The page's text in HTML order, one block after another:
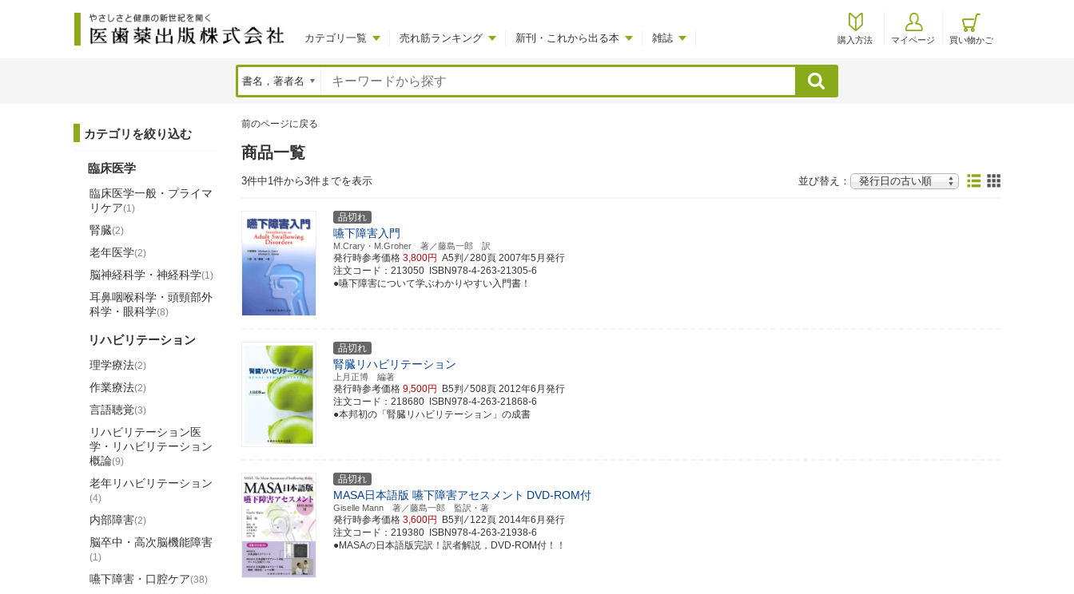
カテゴリ一覧 売れ筋ランキング 新刊・これから出る本 雑誌 購入方法 マイページ 買い物かご
検索
前のページに戻る
商品一覧
3件中1件から3件までを表示 並び替え：
品切れ
嚥下障害入門
M.Crary・M.Groher 著／藤島一郎 訳
発行時参考価格 3,800円 A5判 ⁄ 280頁 2007年5月発行
注文コード：213050 ISBN978-4-263-21305-6
●嚥下障害について学ぶわかりやすい入門書！
品切れ
腎臓リハビリテーション
上月正博 編著
発行時参考価格 9,500円 B5判 ⁄ 508頁 2012年6月発行
注文コード：218680 ISBN978-4-263-21868-6
●本邦初の「腎臓リハビリテーション」の成書
品切れ
MASA日本語版 嚥下障害アセスメント DVD-ROM付
Giselle Mann 著／藤島一郎 監訳・著
発行時参考価格 3,600円 B5判 ⁄ 122頁 2014年6月発行
注文コード：219380 ISBN978-4-263-21938-6
●MASAの日本語版完訳！訳者解説，DVD-ROM付！！
カテゴリを絞り込む
臨床医学
臨床医学一般・プライマ
リケア(1)
腎臓(2)
老年医学(2)
脳神経科学・神経科学(1)
耳鼻咽喉科学・頭頸部外
科学・眼科学(8)
リハビリテーション
理学療法(2)
作業療法(2)
言語聴覚(3)
リハビリテーション医
学・リハビリテーション
概論(9)
老年リハビリテーション
(4)
内部障害(2)
脳卒中・高次脳機能障害
(1)
嚥下障害・口腔ケア(38)